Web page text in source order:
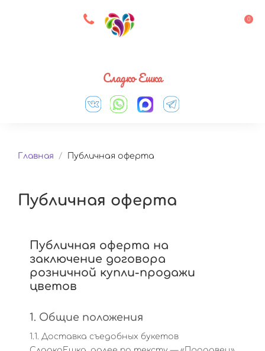
8 927 083 33 05 0
Сладко Ешка
Главная / Публичная оферта
Публичная оферта
Публичная оферта на
заключение договора
розничной купли-продажи
цветов
1. Общие положения
1.1. Доставка съедобных букетов